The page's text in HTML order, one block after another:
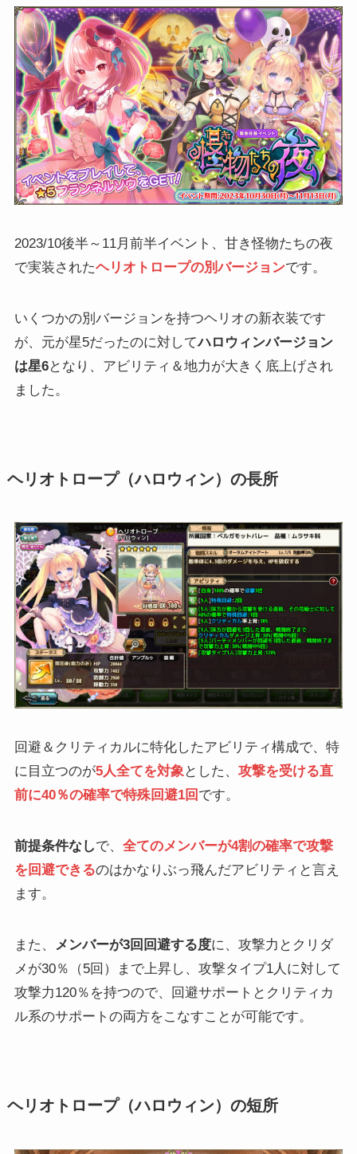
2023/10後半～11月前半イベント、甘き怪物たちの夜
で実装されたヘリオトロープの別バージョンです。
いくつかの別バージョンを持つヘリオの新衣装です
が、元が星5だったのに対してハロウィンバージョン
は星6となり、アビリティ＆地力が大きく底上げされ
ました。
ヘリオトロープ（ハロウィン）の長所
回避＆クリティカルに特化したアビリティ構成で、特
に目立つのが5人全てを対象とした、 攻撃を受ける直
前に40％の確率で特殊回避1回 です。
前提条件なしで、 全てのメンバーが4割の確率で攻撃
を回避できるのはかなりぶっ飛んだアビリティと言え
ます。
また、 メンバーが3回回避する度に、攻撃力とクリダ
メが30％（5回）まで上昇し、攻撃タイプ1人に対して
攻撃力120％を持つので、回避サポートとクリティカ
ル系のサポートの両方をこなすことが可能です。
ヘリオトロープ（ハロウィン）の短所